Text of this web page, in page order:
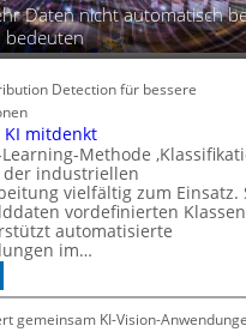
Daten nicht automatisch
bedeuten
Detection für bessere
mitdenkt
Methode
der industriellen
vielfältig zum Einsatz.
vordefinierten
automatisierte
im…
gemeinsam KI-Vision-